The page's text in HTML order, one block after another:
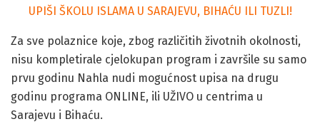
UPIŠI ŠKOLU ISLAMA U SARAJEVU, BIHAĆU ILI TUZLI!
Za sve polaznice koje, zbog različitih životnih okolnosti,
nisu kompletirale cjelokupan program i završile su samo
prvu godinu Nahla nudi mogućnost upisa na drugu
godinu programa ONLINE, ili UŽIVO u centrima u
Sarajevu i Bihaću.